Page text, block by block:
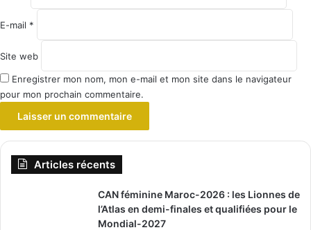
E-mail *
Site web
Enregistrer mon nom, mon e-mail et mon site dans le navigateur
pour mon prochain commentaire.
Articles récents
CAN féminine Maroc-2026 : les Lionnes de
l’Atlas en demi-finales et qualifiées pour le
Mondial-2027